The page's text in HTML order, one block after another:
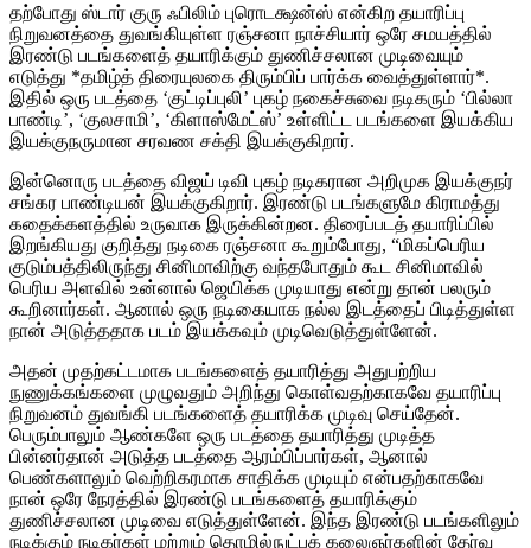
தற்போது ஸ்டார் குரு ஃபிலிம் புரொடக்ஷன்ஸ் என்கிற தயாரிப்பு
நிறுவனத்தை துவங்கியுள்ள ரஞ்சனா நாச்சியார் ஒரே சமயத்தில்
இரண்டு படங்களைத் தயாரிக்கும் துணிச்சலான முடிவையும்
எடுத்து *தமிழ்த் திரையுலகை திரும்பிப் பார்க்க வைத்துள்ளார்*.
இதில் ஒரு படத்தை ‘குட்டிப்புலி’ புகழ் நகைச்சுவை நடிகரும் ‘பில்லா
பாண்டி’, ‘குலசாமி’, ‘கிளாஸ்மேட்ஸ்’ உள்ளிட்ட படங்களை இயக்கிய
இயக்குநருமான சரவண சக்தி இயக்குகிறார்.
இன்னொரு படத்தை விஜய் டிவி புகழ் நடிகரான அறிமுக இயக்குநர்
சங்கர பாண்டியன் இயக்குகிறார். இரண்டு படங்களுமே கிராமத்து
கதைக்களத்தில் உருவாக இருக்கின்றன. திரைப்படத் தயாரிப்பில்
இறங்கியது குறித்து நடிகை ரஞ்சனா கூறும்போது, “மிகப்பெரிய
குடும்பத்திலிருந்து சினிமாவிற்கு வந்தபோதும் கூட சினிமாவில்
பெரிய அளவில் உன்னால் ஜெயிக்க முடியாது என்று தான் பலரும்
கூறினார்கள். ஆனால் ஒரு நடிகையாக நல்ல இடத்தைப் பிடித்துள்ள
நான் அடுத்ததாக படம் இயக்கவும் முடிவெடுத்துள்ளேன்.
அதன் முதற்கட்டமாக படங்களைத் தயாரித்து அதுபற்றிய
நுணுக்கங்களை முழுவதும் அறிந்து கொள்வதற்காகவே தயாரிப்பு
நிறுவனம் துவங்கி படங்களைத் தயாரிக்க முடிவு செய்தேன்.
பெரும்பாலும் ஆண்களே ஒரு படத்தை தயாரித்து முடித்த
பின்னர்தான் அடுத்த படத்தை ஆரம்பிப்பார்கள், ஆனால்
பெண்களாலும் வெற்றிகரமாக சாதிக்க முடியும் என்பதற்காகவே
நான் ஒரே நேரத்தில் இரண்டு படங்களைத் தயாரிக்கும்
துணிச்சலான முடிவை எடுத்துள்ளேன். இந்த இரண்டு படங்களிலும்
நடிக்கும் நடிகர்கள் மற்றும் தொழில்நுட்பக் கலைஞர்களின் தேர்வு